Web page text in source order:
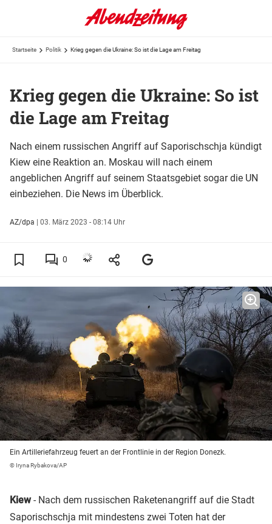
Startseite Politik Krieg gegen die Ukraine: So ist die Lage am Freitag
Krieg gegen die Ukraine: So ist
die Lage am Freitag
Nach einem russischen Angriff auf Saporischschja kündigt
Kiew eine Reaktion an. Moskau will nach einem
angeblichen Angriff auf seinem Staatsgebiet sogar die UN
einbeziehen. Die News im Überblick.
AZ/dpa | 03. März 2023 - 08:14 Uhr
0
Ein Artilleriefahrzeug feuert an der Frontlinie in der Region Donezk.
© Iryna Rybakova/AP
Kiew- Nach dem russischen Raketenangriff auf die Stadt
Saporischschja mit mindestens zwei Toten hat der